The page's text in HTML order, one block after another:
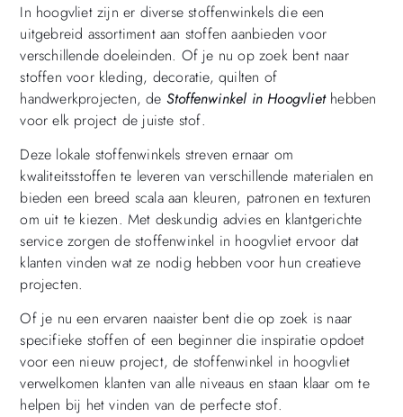
In hoogvliet zijn er diverse stoffenwinkels die een
uitgebreid assortiment aan stoffen aanbieden voor
verschillende doeleinden. Of je nu op zoek bent naar
stoffen voor kleding, decoratie, quilten of
handwerkprojecten, de Stoffenwinkel in Hoogvliethebben
voor elk project de juiste stof.
Deze lokale stoffenwinkels streven ernaar om
kwaliteitsstoffen te leveren van verschillende materialen en
bieden een breed scala aan kleuren, patronen en texturen
om uit te kiezen. Met deskundig advies en klantgerichte
service zorgen de stoffenwinkel in hoogvliet ervoor dat
klanten vinden wat ze nodig hebben voor hun creatieve
projecten.
Of je nu een ervaren naaister bent die op zoek is naar
specifieke stoffen of een beginner die inspiratie opdoet
voor een nieuw project, de stoffenwinkel in hoogvliet
verwelkomen klanten van alle niveaus en staan klaar om te
helpen bij het vinden van de perfecte stof.